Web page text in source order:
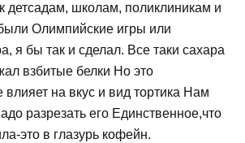
детсадам, школам, поликлиникам и
Олимпийские игры или
я бы так и сделал. Все таки сахара
взбитые белки Но это
на вкус и вид тортика Нам
разрезать его Единственное,что
это в глазурь кофейн.